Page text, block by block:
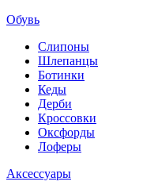
Обувь
Слипоны
Шлепанцы
Ботинки
Кеды
Дерби
Кроссовки
Оксфорды
Лоферы
Аксессуары